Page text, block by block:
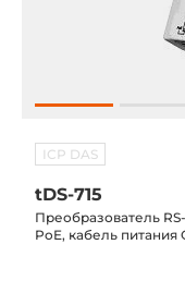
ICP DAS
tDS-715
Преобразователь
PoE, кабель питания